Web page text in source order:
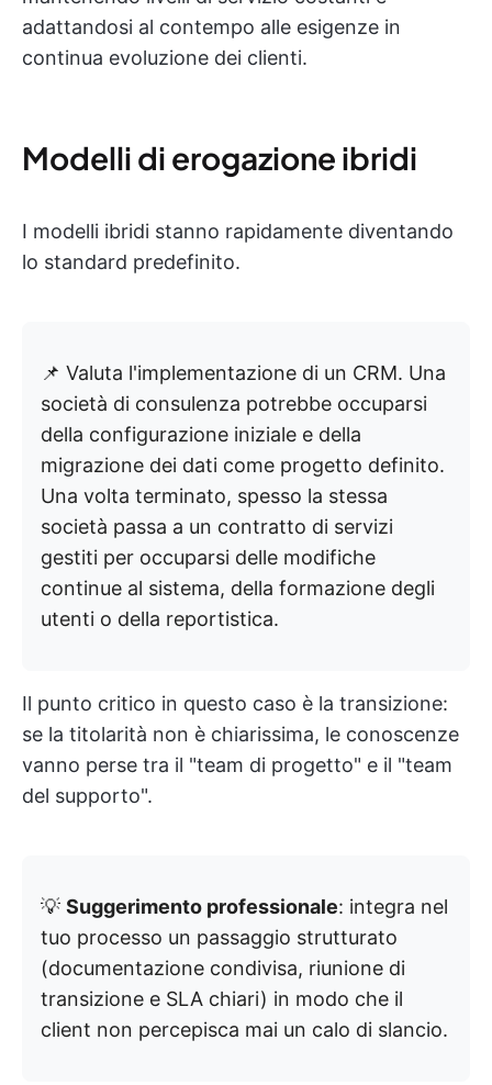
adattandosi al contempo alle esigenze in
continua evoluzione dei clienti.
Modelli di erogazione ibridi
I modelli ibridi stanno rapidamente diventando
lo standard predefinito.
📌 Valuta l'implementazione di un CRM. Una
società di consulenza potrebbe occuparsi
della configurazione iniziale e della
migrazione dei dati come progetto definito.
Una volta terminato, spesso la stessa
società passa a un contratto di servizi
gestiti per occuparsi delle modifiche
continue al sistema, della formazione degli
utenti o della reportistica.
Il punto critico in questo caso è la transizione:
se la titolarità non è chiarissima, le conoscenze
vanno perse tra il "team di progetto" e il "team
del supporto".
💡 Suggerimento professionale: integra nel
tuo processo un passaggio strutturato
(documentazione condivisa, riunione di
transizione e SLA chiari) in modo che il
client non percepisca mai un calo di slancio.